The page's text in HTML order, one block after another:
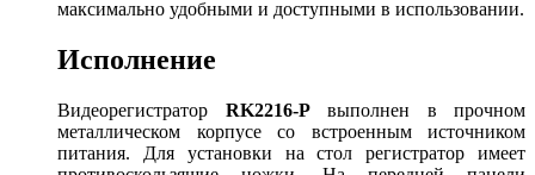
максимально удобными и доступными в использовании.
Исполнение
Видеорегистратор RK2216-Pвыполнен в прочном
металлическом корпусе со встроенным источником
питания. Для установки на стол регистратор имеет